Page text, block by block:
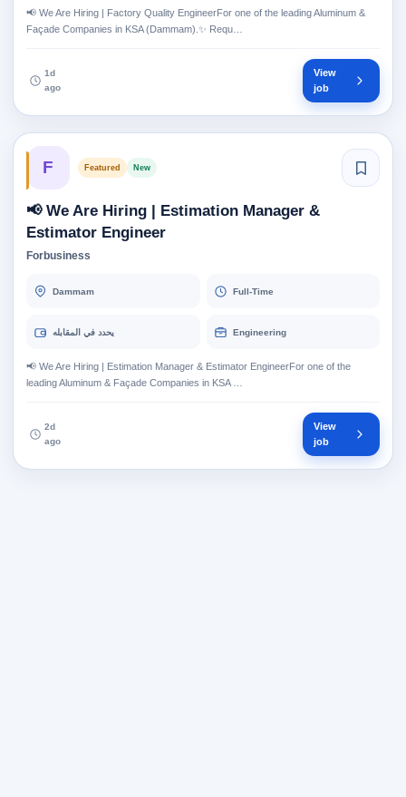
📢 We Are Hiring | Factory Quality EngineerFor one of the leading Aluminum &
Façade Companies in KSA (Dammam).✨ Requ…
1d
ago
View
job
F Featured New
📢 We Are Hiring | Estimation Manager &
Estimator Engineer
Forbusiness
Dammam Full-Time
يحدد في المقابله Engineering
📢 We Are Hiring | Estimation Manager & Estimator EngineerFor one of the
leading Aluminum & Façade Companies in KSA …
2d
ago
View
job